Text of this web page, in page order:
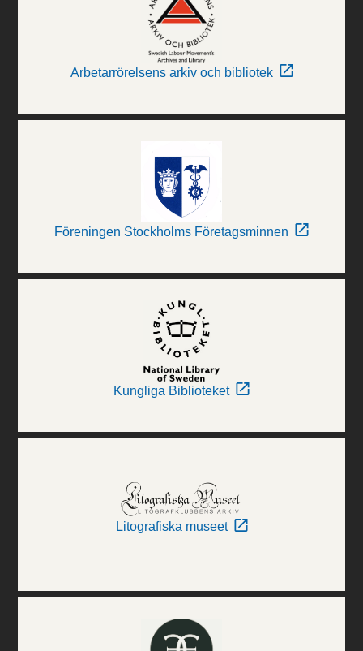
Arbetarrörelsens arkiv och bibliotek
Föreningen Stockholms Företagsminnen
Kungliga Biblioteket
Litografiska museet